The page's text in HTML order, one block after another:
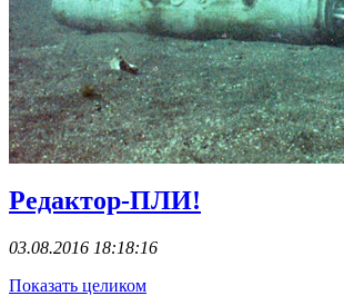
Редактор-ПЛИ!
03.08.2016 18:18:16
Показать целиком